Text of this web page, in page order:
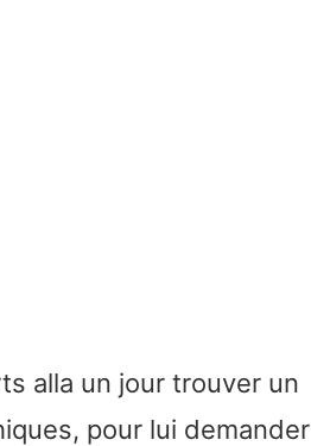
alla un jour trouver un
pour lui demander